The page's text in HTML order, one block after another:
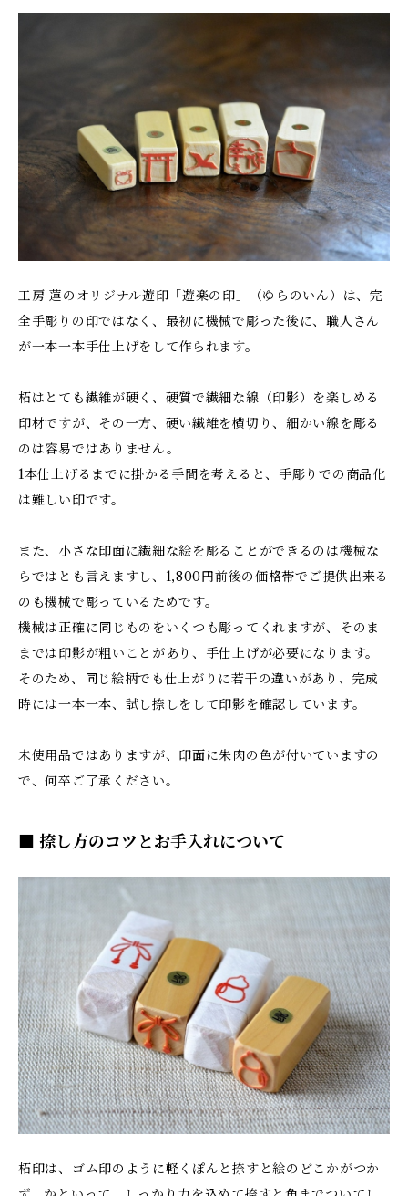
工房 蓮のオリジナル遊印「遊楽の印」（ゆらのいん）は、完
全手彫りの印ではなく、最初に機械で彫った後に、職人さん
が一本一本手仕上げをして作られます。
柘はとても繊維が硬く、硬質で繊細な線（印影）を楽しめる
印材ですが、その一方、硬い繊維を横切り、細かい線を彫る
のは容易ではありません。
1本仕上げるまでに掛かる手間を考えると、手彫りでの商品化
は難しい印です。
また、小さな印面に繊細な絵を彫ることができるのは機械な
らではとも言えますし、1,800円前後の価格帯でご提供出来る
のも機械で彫っているためです。
機械は正確に同じものをいくつも彫ってくれますが、そのま
までは印影が粗いことがあり、手仕上げが必要になります。
そのため、同じ絵柄でも仕上がりに若干の違いがあり、完成
時には一本一本、試し捺しをして印影を確認しています。
未使用品ではありますが、印面に朱肉の色が付いていますの
で、何卒ご了承ください。
■ 捺し方のコツとお手入れについて
柘印は、ゴム印のように軽くぽんと捺すと絵のどこかがつか